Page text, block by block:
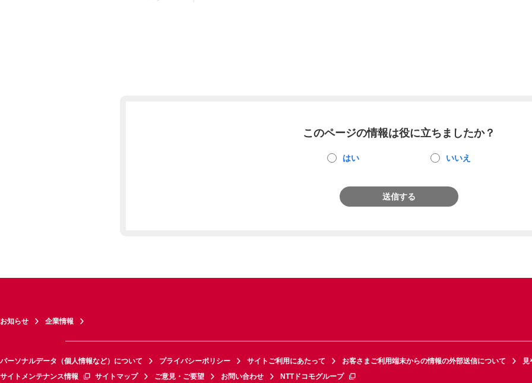
このページの情報は役に立ちましたか？
はい いいえ
送信する
お知らせ 企業情報
パーソナルデータ（個人情報など）について プライバシーポリシー サイトご利用にあたって お客さまご利用端末からの情報の外部送信について
見
サイトメンテナンス情報
サイトマップ ご意見・ご要望 お問い合わせ NTTドコモグループ